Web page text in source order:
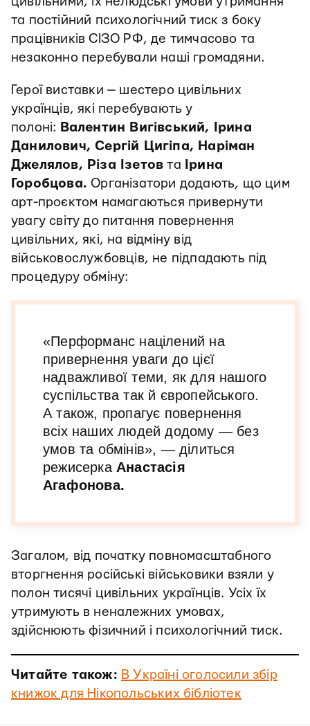
та постійний психологічний тиск з боку
працівників СІЗО РФ, де тимчасово та
незаконно перебували наші громадяни.
Герої виставки — шестеро цивільних
українців, які перебувають у
полоні: Валентин Вигівський, Ірина
Данилович, Сергій Цигіпа, Наріман
Джелялов, Різа Ізетов та
Ірина
Горобцова.Організатори додають, що цим
арт-проєктом намагаються привернути
увагу світу до питання повернення
цивільних, які, на відміну від
військовослужбовців, не підпадають під
процедуру обміну:
«Перформанс націлений на
привернення уваги до цієї
надважливої теми, як для нашого
суспільства так й європейського.
А також, пропагує повернення
всіх наших людей додому — без
умов та обмінів», — ділиться
режисерка Анастасія
Агафонова.
Загалом, від початку повномасштабного
вторгнення російські військовики взяли у
полон тисячі цивільних українців. Усіх їх
утримують в неналежних умовах,
здійснюють фізичний і психологічний тиск.
Читайте також: В Україні оголосили збір
книжок для Нікопольських бібліотек